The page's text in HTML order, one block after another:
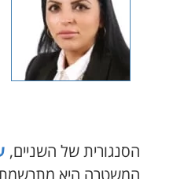
הסנגורית של השניים,
המשטרה היא מתרשמת